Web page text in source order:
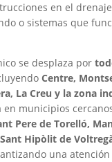
en el
o sistemas que
se desplaza por
Centre,
La Creu y la zona
municipios
Pere de Torelló,
Hipòlit de
una